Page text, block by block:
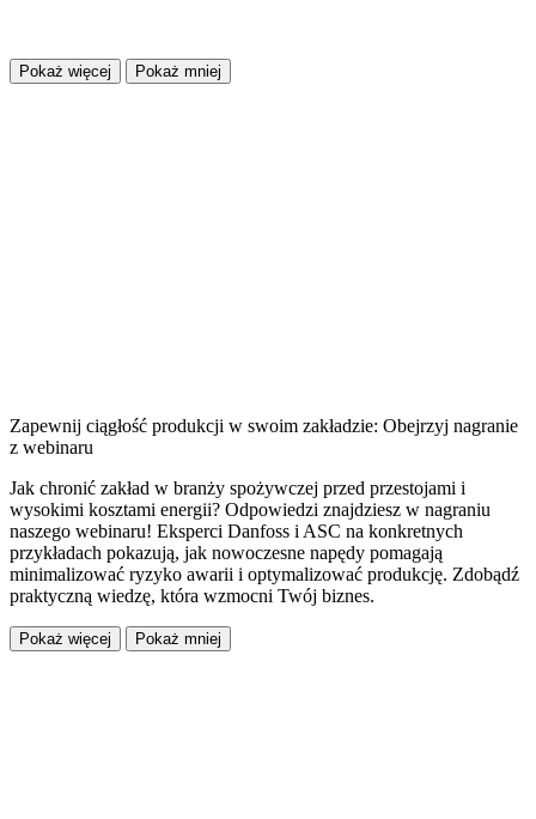
Pokaż więcej Pokaż mniej
Zapewnij ciągłość produkcji w swoim zakładzie: Obejrzyj nagranie
z webinaru
Jak chronić zakład w branży spożywczej przed przestojami i
wysokimi kosztami energii? Odpowiedzi znajdziesz w nagraniu
naszego webinaru! Eksperci Danfoss i ASC na konkretnych
przykładach pokazują, jak nowoczesne napędy pomagają
minimalizować ryzyko awarii i optymalizować produkcję. Zdobądź
praktyczną wiedzę, która wzmocni Twój biznes.
Pokaż więcej Pokaż mniej